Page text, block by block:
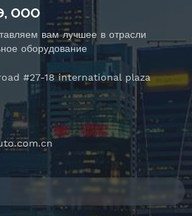
ООО
вам лучшее в отрасли
оборудование
#27-18 international plaza